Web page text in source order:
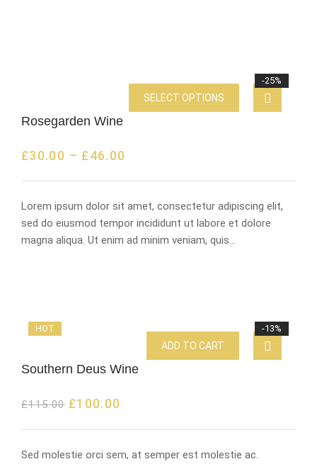
-25%
Rosegarden Wine
£30.00 – £46.00
SELECT OPTIONS
Lorem ipsum dolor sit amet, consectetur adipiscing elit,
sed do eiusmod tempor incididunt ut labore et dolore
magna aliqua. Ut enim ad minim veniam, quis…
-13%
HOT
Southern Deus Wine
£115.00 £100.00
ADD TO CART
Sed molestie orci sem, at semper est molestie ac.